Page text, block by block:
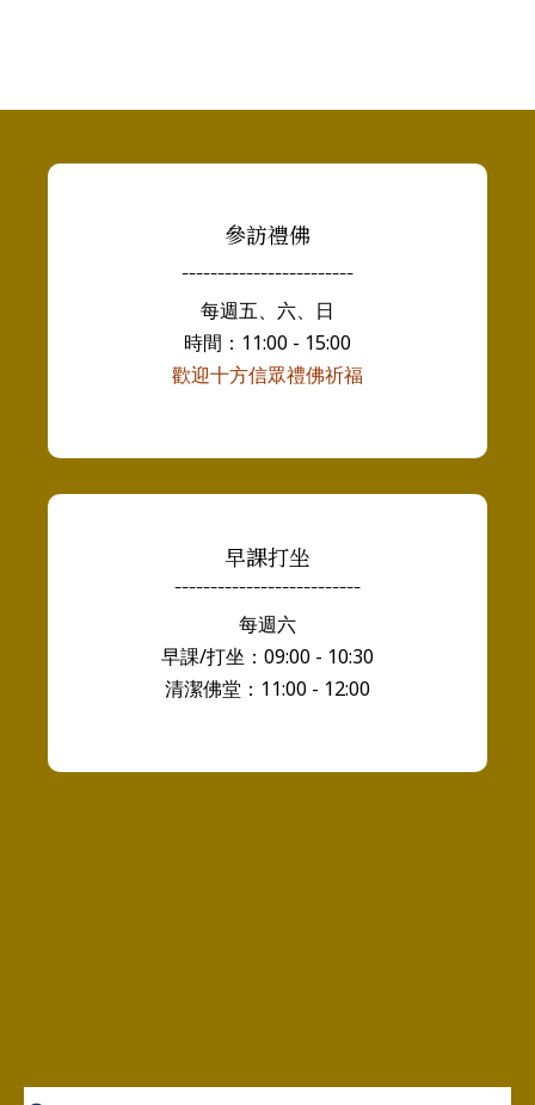
參訪禮佛
------------------------
每週五、六、日
時間：11:00 - 15:00
歡迎十方信眾禮佛祈福
早課打坐
--------------------------
每週六
早課/打坐：09:00 - 10:30
清潔佛堂：11:00 - 12:00